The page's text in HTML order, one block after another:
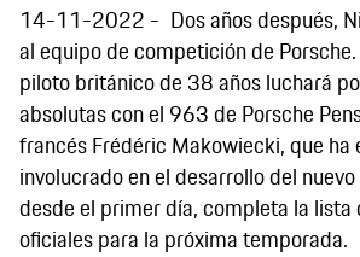
14-11-2022
Dos años después,
al equipo de competición de
piloto británico de 38 años luchará
absolutas con el 963 de Porsche
francés Frédéric Makowiecki, que ha
involucrado en el desarrollo del
desde el primer día, completa la lista
oficiales para la próxima temporada.